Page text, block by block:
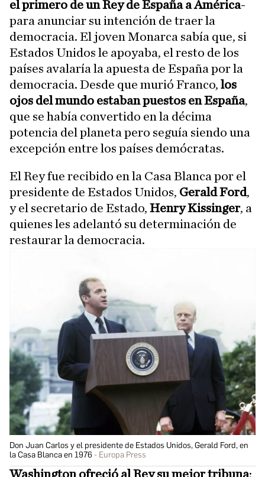
el primero de un Rey de España a América-
para anunciar su intención de traer la
democracia. El joven Monarca sabía que, si
Estados Unidos le apoyaba, el resto de los
países avalaría la apuesta de España por la
democracia. Desde que murió Franco, los
ojos del mundo estaban puestos en España,
que se había convertido en la décima
potencia del planeta pero seguía siendo una
excepción entre los países demócratas.
El Rey fue recibido en la Casa Blanca por el
presidente de Estados Unidos, Gerald Ford,
y el secretario de Estado, Henry Kissinger, a
quienes les adelantó su determinación de
restaurar la democracia.
Don Juan Carlos y el presidente de Estados Unidos, Gerald Ford, en
la Casa Blanca en 1976
Europa Press
Washington ofreció al Rey su mejor tribuna: